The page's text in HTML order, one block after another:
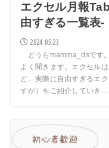
エクセル月報
由すぎる一覧表-
2024.05.23
どうもmamma_dsです
よく聞きます。エクセル
ど。実際に自由すぎるエ
すが）をご紹介していき…